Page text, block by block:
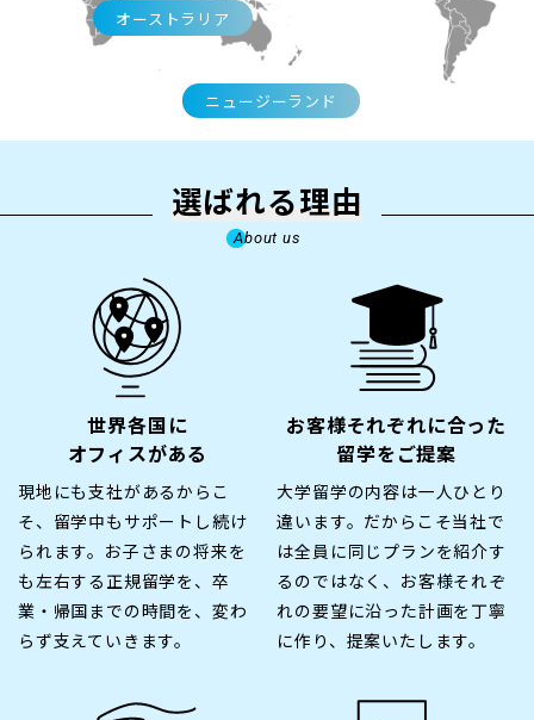
オーストラリア
ニュージーランド
選ばれる理由
About us
世界各国に
オフィスがある
現地にも支社があるからこ
そ、留学中もサポートし続け
られます。お子さまの将来を
も左右する正規留学を、卒
業・帰国までの時間を、変わ
らず支えていきます。
お客様それぞれに合った
留学をご提案
大学留学の内容は一人ひとり
違います。だからこそ当社で
は全員に同じプランを紹介す
るのではなく、お客様それぞ
れの要望に沿った計画を丁寧
に作り、提案いたします。